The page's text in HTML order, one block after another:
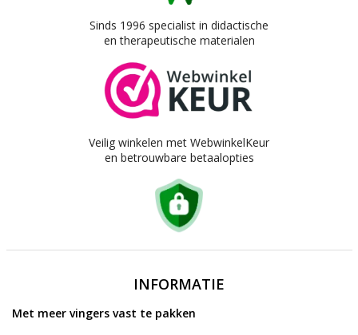
Sinds 1996 specialist in didactische
en therapeutische materialen
Veilig winkelen met WebwinkelKeur
en betrouwbare betaalopties
INFORMATIE
Met meer vingers vast te pakken